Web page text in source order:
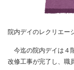
院内デイのレクリエー
今迄の院内デイは４
改修工事が完了し、職